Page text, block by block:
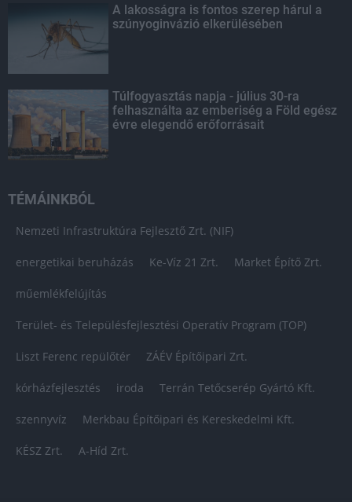
A lakosságra is fontos szerep hárul a
szúnyoginvázió elkerülésében
Túlfogyasztás napja - július 30-ra
felhasználta az emberiség a Föld egész
évre elegendő erőforrásait
TÉMÁINKBÓL
Nemzeti Infrastruktúra Fejlesztő Zrt. (NIF)
energetikai beruházás Ke-Víz 21 Zrt. Market Építő Zrt.
műemlékfelújítás
Terület- és Településfejlesztési Operatív Program (TOP)
Liszt Ferenc repülőtér ZÁÉV Építőipari Zrt.
kórházfejlesztés iroda Terrán Tetőcserép Gyártó Kft.
szennyvíz Merkbau Építőipari és Kereskedelmi Kft.
KÉSZ Zrt. A-Híd Zrt.